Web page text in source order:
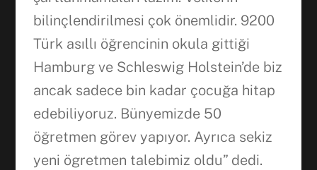
bilinçlendirilmesi çok önemlidir. 9200
Türk asıllı öğrencinin okula gittiği
Hamburg ve Schleswig Holstein’de biz
ancak sadece bin kadar çocuğa hitap
edebiliyoruz. Bünyemizde 50
öğretmen görev yapıyor. Ayrıca sekiz
yeni ögretmen talebimiz oldu” dedi.